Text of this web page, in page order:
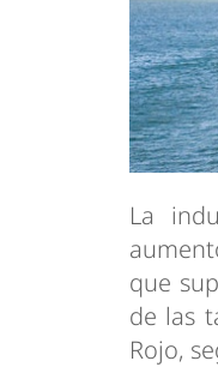
La
que
de las
Rojo,